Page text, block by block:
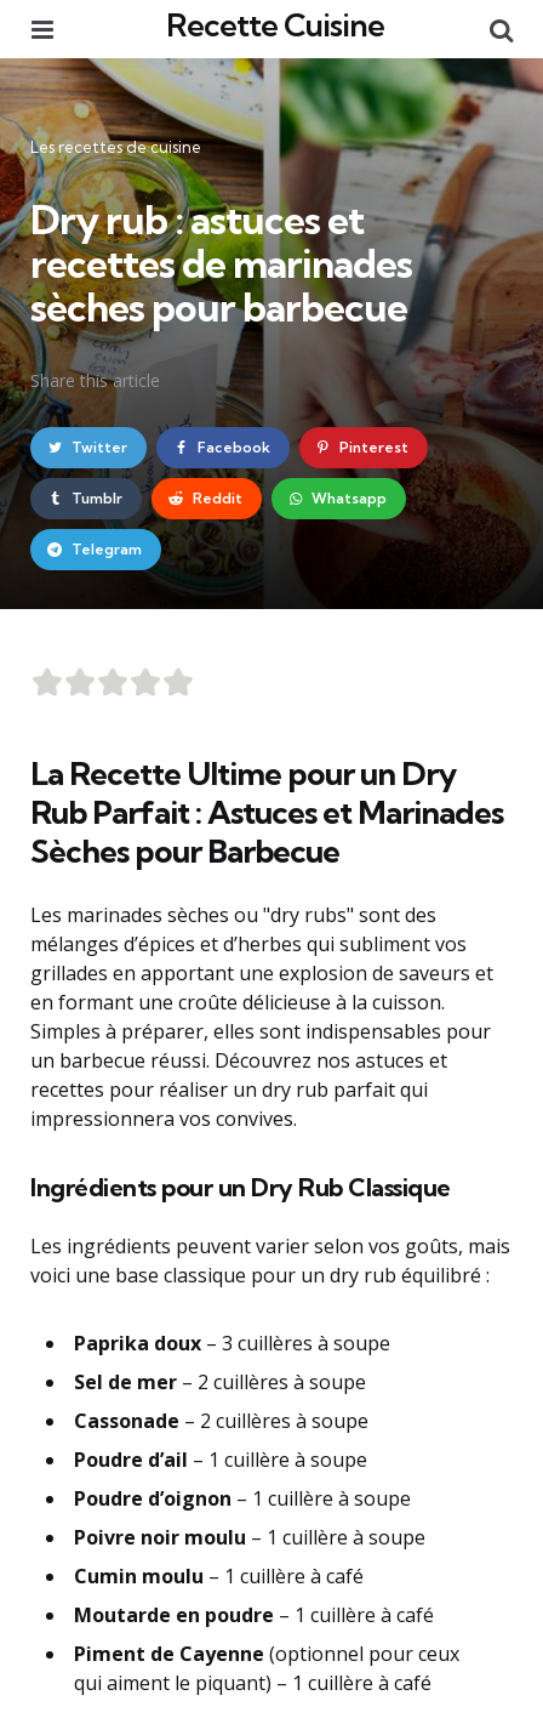
Recette Cuisine
Catégories
Les recettes de cuisine
Dry rub : astuces et
recettes de marinades
sèches pour barbecue
Share this article
Twitter Facebook Pinterest
Tumblr Reddit Whatsapp
Telegram
La Recette Ultime pour un Dry
Rub Parfait : Astuces et Marinades
Sèches pour Barbecue
Les marinades sèches ou "dry rubs" sont des
mélanges d’épices et d’herbes qui subliment vos
grillades en apportant une explosion de saveurs et
en formant une croûte délicieuse à la cuisson.
Simples à préparer, elles sont indispensables pour
un barbecue réussi. Découvrez nos astuces et
recettes pour réaliser un dry rub parfait qui
impressionnera vos convives.
Ingrédients pour un Dry Rub Classique
Les ingrédients peuvent varier selon vos goûts, mais
voici une base classique pour un dry rub équilibré :
Paprika doux – 3 cuillères à soupe
Sel de mer – 2 cuillères à soupe
Cassonade – 2 cuillères à soupe
Poudre d’ail – 1 cuillère à soupe
Poudre d’oignon – 1 cuillère à soupe
Poivre noir moulu – 1 cuillère à soupe
Cumin moulu – 1 cuillère à café
Moutarde en poudre – 1 cuillère à café
Piment de Cayenne (optionnel pour ceux
qui aiment le piquant) – 1 cuillère à café